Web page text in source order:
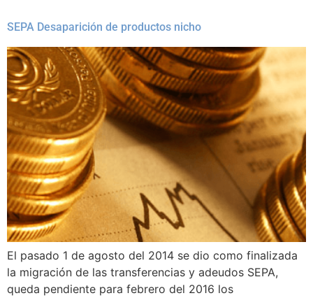
SEPA Desaparición de productos nicho
El pasado 1 de agosto del 2014 se dio como finalizada
la migración de las transferencias y adeudos SEPA,
queda pendiente para febrero del 2016 los